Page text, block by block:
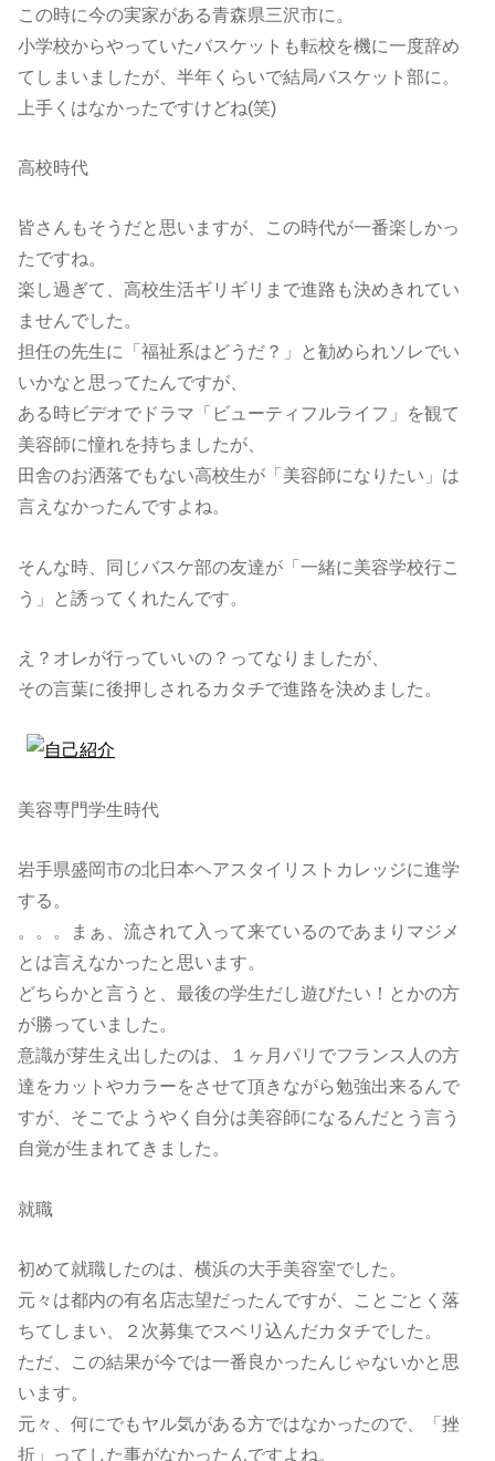
この時に今の実家がある青森県三沢市に。
小学校からやっていたバスケットも転校を機に一度辞め
てしまいましたが、半年くらいで結局バスケット部に。
上手くはなかったですけどね(笑)
高校時代
皆さんもそうだと思いますが、この時代が一番楽しかっ
たですね。
楽し過ぎて、高校生活ギリギリまで進路も決めきれてい
ませんでした。
担任の先生に「福祉系はどうだ？」と勧められソレでい
いかなと思ってたんですが、
ある時ビデオでドラマ「ビューティフルライフ」を観て
美容師に憧れを持ちましたが、
田舎のお洒落でもない高校生が「美容師になりたい」は
言えなかったんですよね。
そんな時、同じバスケ部の友達が「一緒に美容学校行こ
う」と誘ってくれたんです。
え？オレが行っていいの？ってなりましたが、
その言葉に後押しされるカタチで進路を決めました。
美容専門学生時代
岩手県盛岡市の北日本ヘアスタイリストカレッジに進学
する。
。。。まぁ、流されて入って来ているのであまりマジメ
とは言えなかったと思います。
どちらかと言うと、最後の学生だし遊びたい！とかの方
が勝っていました。
意識が芽生え出したのは、１ヶ月パリでフランス人の方
達をカットやカラーをさせて頂きながら勉強出来るんで
すが、そこでようやく自分は美容師になるんだとう言う
自覚が生まれてきました。
就職
初めて就職したのは、横浜の大手美容室でした。
元々は都内の有名店志望だったんですが、ことごとく落
ちてしまい、２次募集でスベリ込んだカタチでした。
ただ、この結果が今では一番良かったんじゃないかと思
います。
元々、何にでもヤル気がある方ではなかったので、「挫
折」ってした事がなかったんですよね。